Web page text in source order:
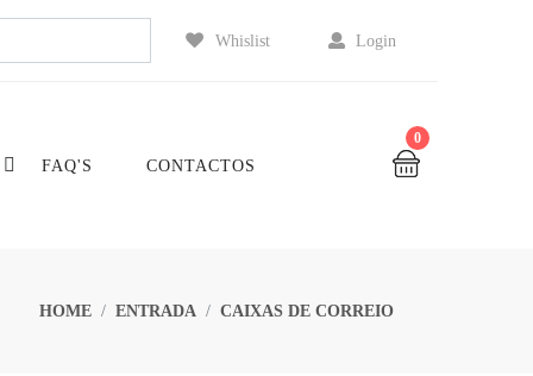
Whislist Login
FAQ'S CONTACTOS
0
HOME ENTRADA CAIXAS DE CORREIO